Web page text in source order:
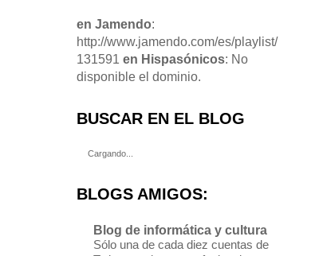
en Jamendo:
http://www.jamendo.com/es/playlist/
131591 en Hispasónicos: No
disponible el dominio.
BUSCAR EN EL BLOG
Cargando...
BLOGS AMIGOS:
Blog de informática y cultura
Sólo una de cada diez cuentas de